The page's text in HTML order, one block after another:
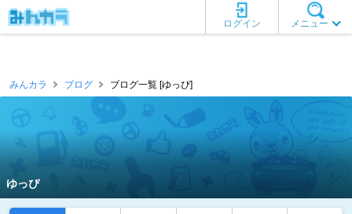
メニュー
ログイン
みんカラ ブログ ブログ一覧 [ゆっぴ]
ゆっぴ